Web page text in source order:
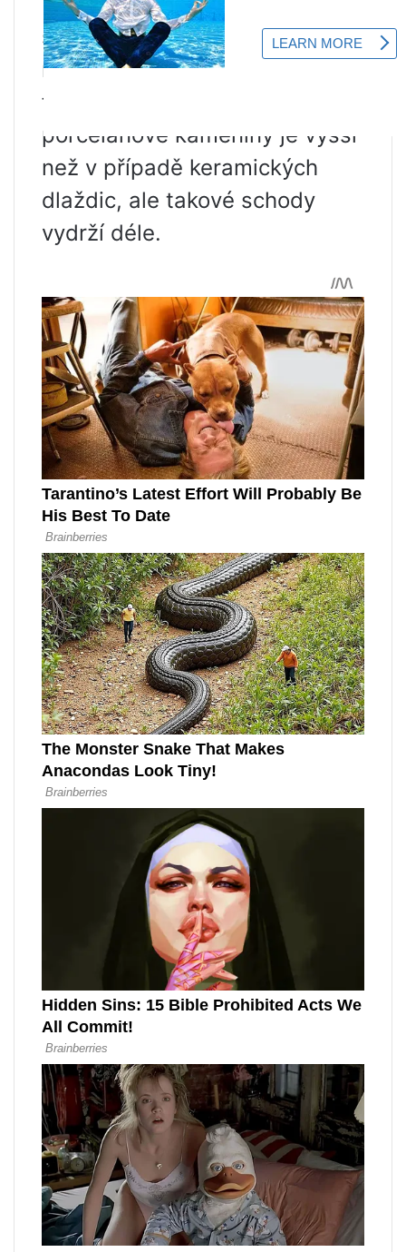
schody se nebojí
mechanického poškození ve
formě třísek a jiných vad. Cena
porcelánové kameniny je vyšší
než v případě keramických
dlaždic, ale takové schody
vydrží déle.